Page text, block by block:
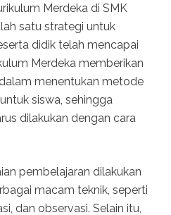
Merdeka di SMK
satu strategi untuk
didik telah mencapai
Merdeka memberikan
menentukan metode
siswa, sehingga
dilakukan dengan cara
pembelajaran dilakukan
macam teknik, seperti
dan observasi. Selain itu,